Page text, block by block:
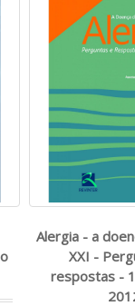
Alergia - a
XXI -
respostas -